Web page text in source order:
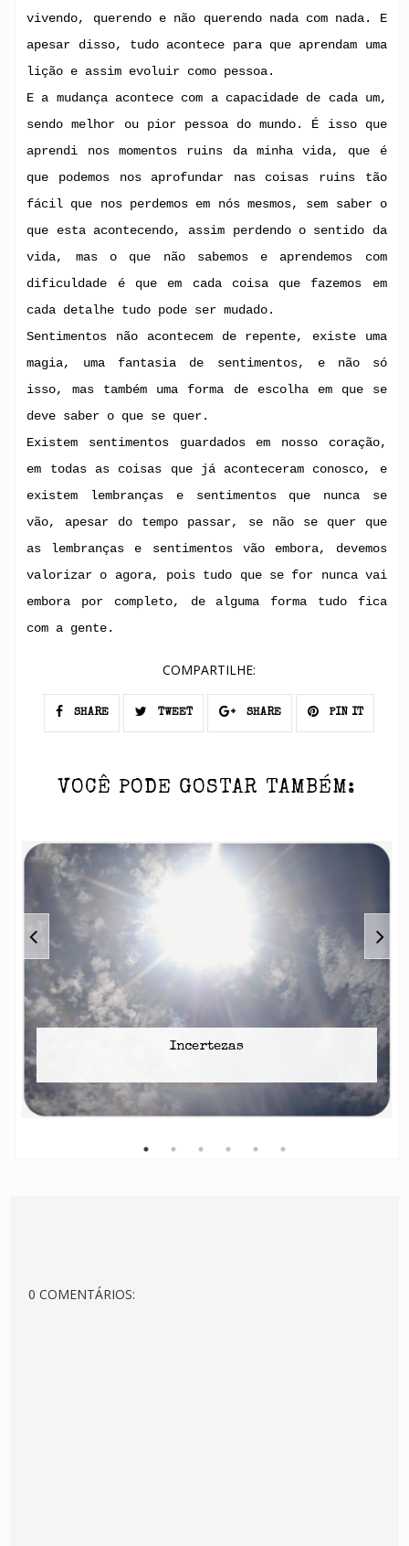
vivendo, querendo e não querendo nada com nada. E
apesar disso, tudo acontece para que aprendam uma
lição e assim evoluir como pessoa.
E a mudança acontece com a capacidade de cada um,
sendo melhor ou pior pessoa do mundo. É isso que
aprendi nos momentos ruins da minha vida, que é
que podemos nos aprofundar nas coisas ruins tão
fácil que nos perdemos em nós mesmos, sem saber o
que esta acontecendo, assim perdendo o sentido da
vida, mas o que não sabemos e aprendemos com
dificuldade é que em cada coisa que fazemos em
cada detalhe tudo pode ser mudado.
Sentimentos não acontecem de repente, existe uma
magia, uma fantasia de sentimentos, e não só
isso, mas também uma forma de escolha em que se
deve saber o que se quer.
Existem sentimentos guardados em nosso coração,
em todas as coisas que já aconteceram conosco, e
existem lembranças e sentimentos que nunca se
vão, apesar do tempo passar, se não se quer que
as lembranças e sentimentos vão embora, devemos
valorizar o agora, pois tudo que se for nunca vai
embora por completo, de alguma forma tudo fica
com a gente.
COMPARTILHE:
SHARE TWEET SHARE PIN IT
VOCÊ PODE GOSTAR TAMBÉM:
Incertezas
0 COMENTÁRIOS: